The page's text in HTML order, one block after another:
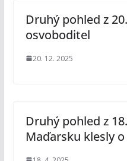
Druhý pohled z
osvoboditel
20. 12. 2025
Druhý pohled z
Maďarsku klesly